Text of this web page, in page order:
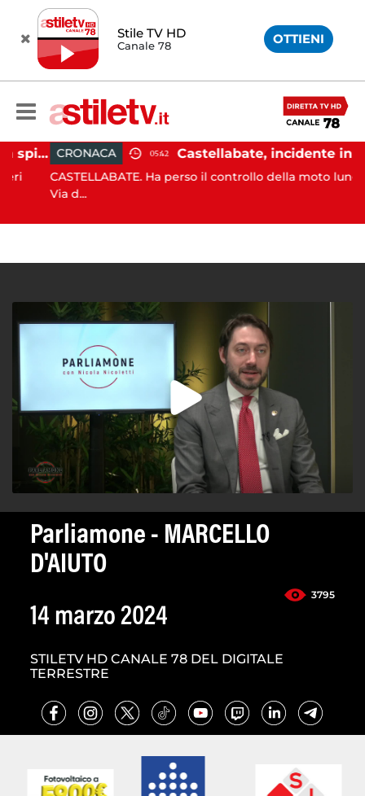
Stile TV HD
Canale 78 OTTIENI
Ischia, pusher sorpreso in spiaggia da carabinieri in Vespa CRONACA 05:42
CASTELLABATE. Ha perso il controllo della moto lungo la
Via d...
Parliamone - MARCELLO
D'AIUTO
3795
14 marzo 2024
STILETV HD CANALE 78 DEL DIGITALE
TERRESTRE